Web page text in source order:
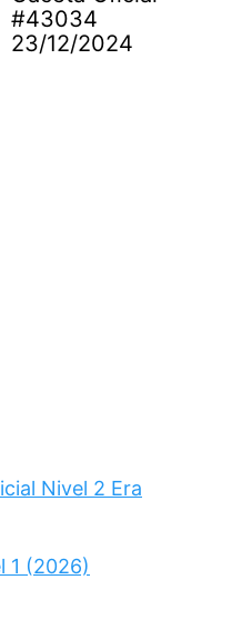
#43034
23/12/2024
Nivel 2 Era
1 (2026)